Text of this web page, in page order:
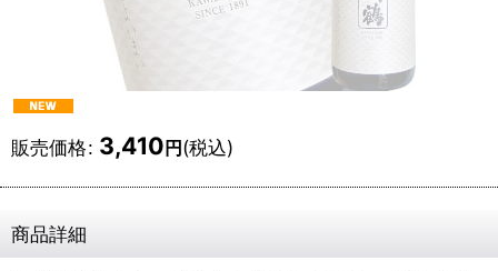
販売価格: 3,410 円 (税込)
商品詳細